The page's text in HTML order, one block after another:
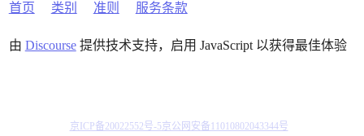
首页 类别 准则 服务条款
由 Discourse提供技术支持，启用 JavaScript 以获得最佳体验
京ICP备20022552号-5京公网安备11010802043344号